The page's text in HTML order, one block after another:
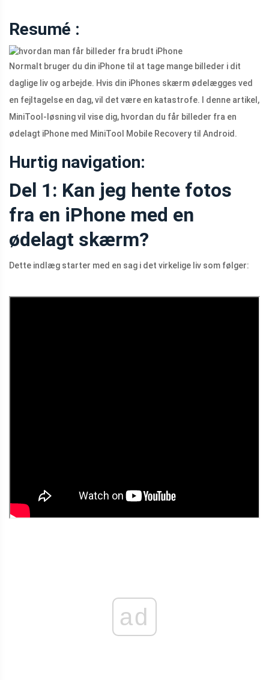
Resumé :
Normalt bruger du din iPhone til at tage mange billeder i dit
daglige liv og arbejde. Hvis din iPhones skærm ødelægges ved
en fejltagelse en dag, vil det være en katastrofe. I denne artikel,
MiniTool-løsning vil vise dig, hvordan du får billeder fra en
ødelagt iPhone med MiniTool Mobile Recovery til Android.
Hurtig navigation:
Del 1: Kan jeg hente fotos
fra en iPhone med en
ødelagt skærm?
Dette indlæg starter med en sag i det virkelige liv som følger:
ad